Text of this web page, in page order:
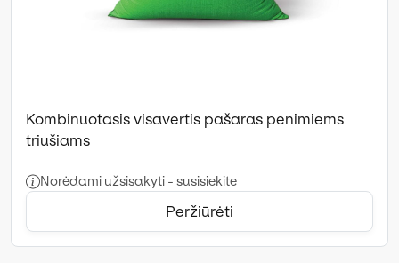
Kombinuotasis visavertis pašaras penimiems
triušiams
Norėdami užsisakyti - susisiekite
Peržiūrėti